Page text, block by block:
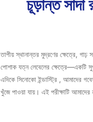
চূড়ান্ত সাদা
তাপীয় স্থানান্তর মুদ্রণের ক্ষেত্রে,
পোশাক যত্ন লেবেলের ক্ষেত্রে—একটি
এদিকে সিনোকো ইন্ডাস্ট্রি , আমাদের
খুঁজে পাওয়া যায়। এই পরীক্ষাটি আমাদের